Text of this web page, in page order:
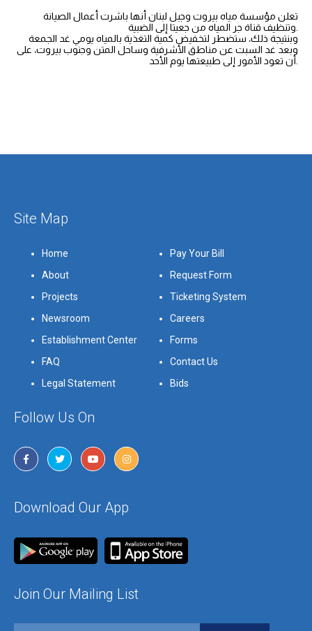
تعلن مؤسسة مياه بيروت وجبل لبنان أنها باشرت أعمال الصيانة
وبنتيجة ذلك، ستضطر لتخفيض كمية التغذية بالمياه يومي غد الجمعة
وبعد غد السبت عن مناطق الأشرفية وساحل المتن وجنوب بيروت، على
Site Map
Home
Pay Your Bill
About
Request Form
Projects
Ticketing System
Newsroom
Careers
Establishment Center
Forms
FAQ
Contact Us
Legal Statement
Bids
Follow Us On
Download Our App
Join Our Mailing List